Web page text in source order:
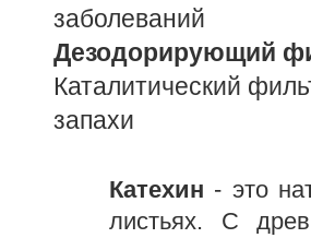
заболеваний
Дезодорирующий
Каталитический
запахи
Катехин - это
листьях. С